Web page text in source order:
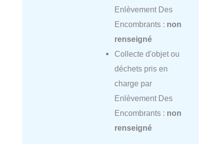
Enlèvement Des
Encombrants : non
renseigné
Collecte d'objet ou
déchets pris en
charge par
Enlèvement Des
Encombrants : non
renseigné